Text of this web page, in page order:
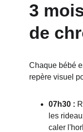
3
de
Chaque bébé
repère visuel
07h30 :
les
caler